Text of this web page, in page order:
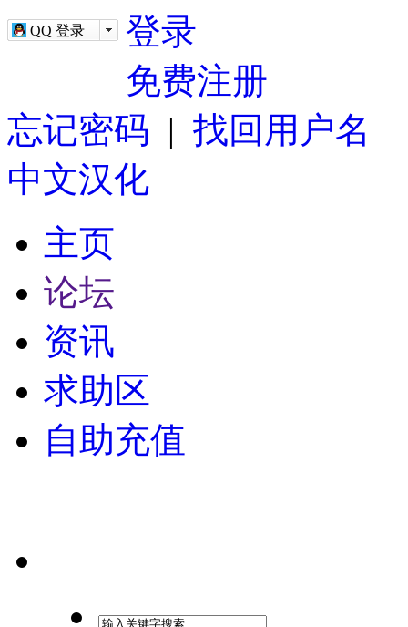
QQ 登录
登录
免费注册
忘记密码 | 找回用户名
中文汉化
主页
论坛
资讯
求助区
自助充值